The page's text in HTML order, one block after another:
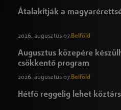
Átalakítják a
2026. augusztus 07.Belföld
Augusztus közepére
csökkentő program
2026. augusztus 07.Belföld
Hétfő reggelig lehet